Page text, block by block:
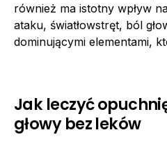
również ma istotny wpływ
ataku, światłowstręt, ból
dominującymi elementami,
Jak leczyć
głowy bez leków